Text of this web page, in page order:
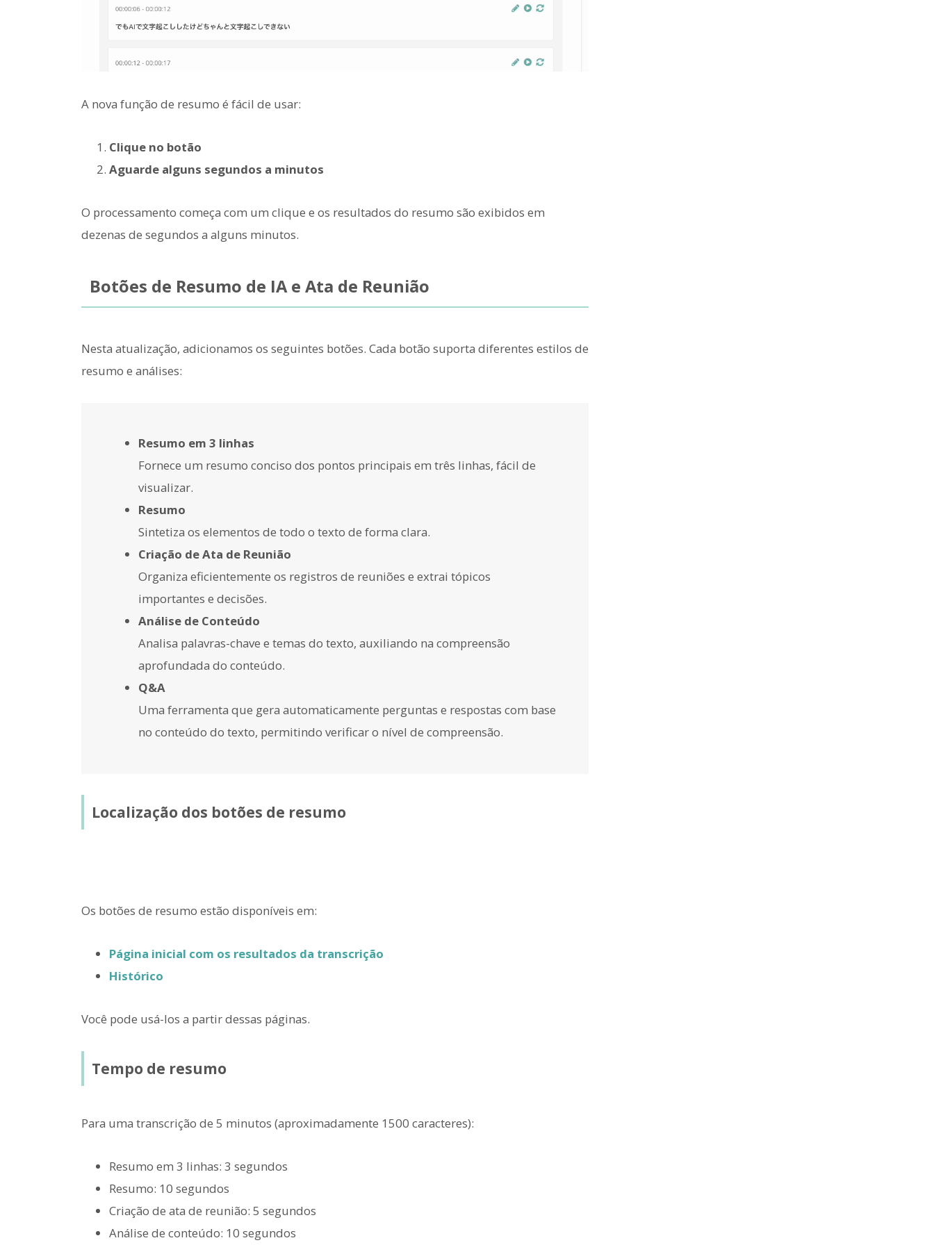
A nova função de resumo é fácil de usar:
Clique no botão
Aguarde alguns segundos a minutos
O processamento começa com um clique e os resultados do resumo são exibidos em
dezenas de segundos a alguns minutos.
Botões de Resumo de IA e Ata de Reunião
Nesta atualização, adicionamos os seguintes botões. Cada botão suporta diferentes estilos de
resumo e análises:
Resumo em 3 linhas
Fornece um resumo conciso dos pontos principais em três linhas, fácil de
visualizar.
Resumo
Sintetiza os elementos de todo o texto de forma clara.
Criação de Ata de Reunião
Organiza eficientemente os registros de reuniões e extrai tópicos
importantes e decisões.
Análise de Conteúdo
Analisa palavras-chave e temas do texto, auxiliando na compreensão
aprofundada do conteúdo.
Q&A
Uma ferramenta que gera automaticamente perguntas e respostas com base
no conteúdo do texto, permitindo verificar o nível de compreensão.
Localização dos botões de resumo
Os botões de resumo estão disponíveis em:
Página inicial com os resultados da transcrição
Histórico
Você pode usá-los a partir dessas páginas.
Tempo de resumo
Para uma transcrição de 5 minutos (aproximadamente 1500 caracteres):
Resumo em 3 linhas: 3 segundos
Resumo: 10 segundos
Criação de ata de reunião: 5 segundos
Análise de conteúdo: 10 segundos